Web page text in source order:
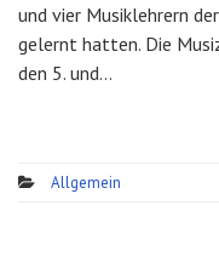
und vier Musiklehrern
gelernt hatten. Die
den 5. und…
Allgemein